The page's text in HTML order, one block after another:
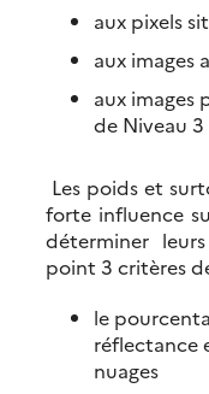
aux pixels
aux images
aux images
de Niveau 3
Les poids et
forte influence
déterminer
point 3 critères
le
réflectance
nuages